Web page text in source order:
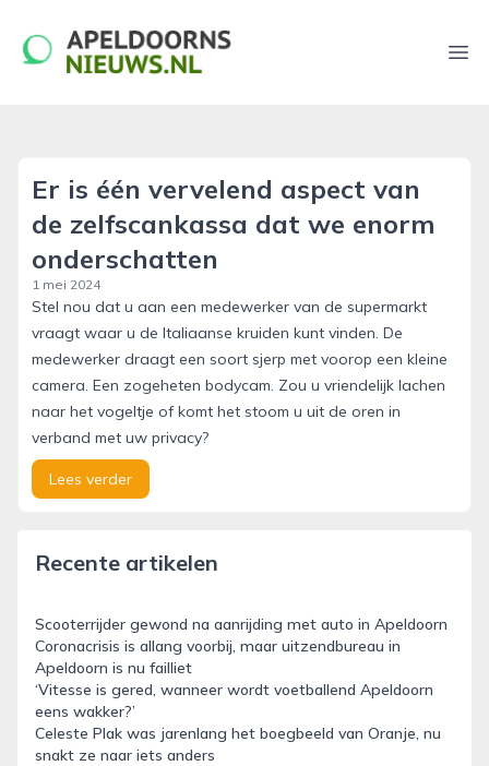
apeldoornsnieuws.nl
Er is één vervelend aspect van
de zelfscankassa dat we enorm
onderschatten
1 mei 2024
Stel nou dat u aan een medewerker van de supermarkt
vraagt waar u de Italiaanse kruiden kunt vinden. De
medewerker draagt een soort sjerp met voorop een kleine
camera. Een zogeheten bodycam. Zou u vriendelijk lachen
naar het vogeltje of komt het stoom u uit de oren in
verband met uw privacy?
Lees verder
Recente artikelen
Scooterrijder gewond na aanrijding met auto in Apeldoorn
Coronacrisis is allang voorbij, maar uitzendbureau in
Apeldoorn is nu failliet
‘Vitesse is gered, wanneer wordt voetballend Apeldoorn
eens wakker?’
Celeste Plak was jarenlang het boegbeeld van Oranje, nu
snakt ze naar iets anders